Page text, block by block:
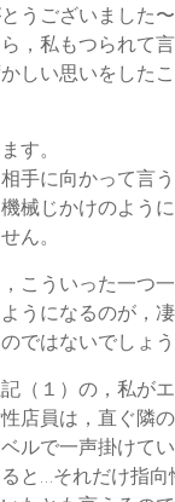
うございました〜
，私もつられて
しい思いをした
す。
手に向かって言う
械じかけのよう
ん。
こういった一つ
うになるのが，
ではないでしょう
（１）の，私が
店員は，直ぐ隣
ルで一声掛けてい
と…それだけ指向